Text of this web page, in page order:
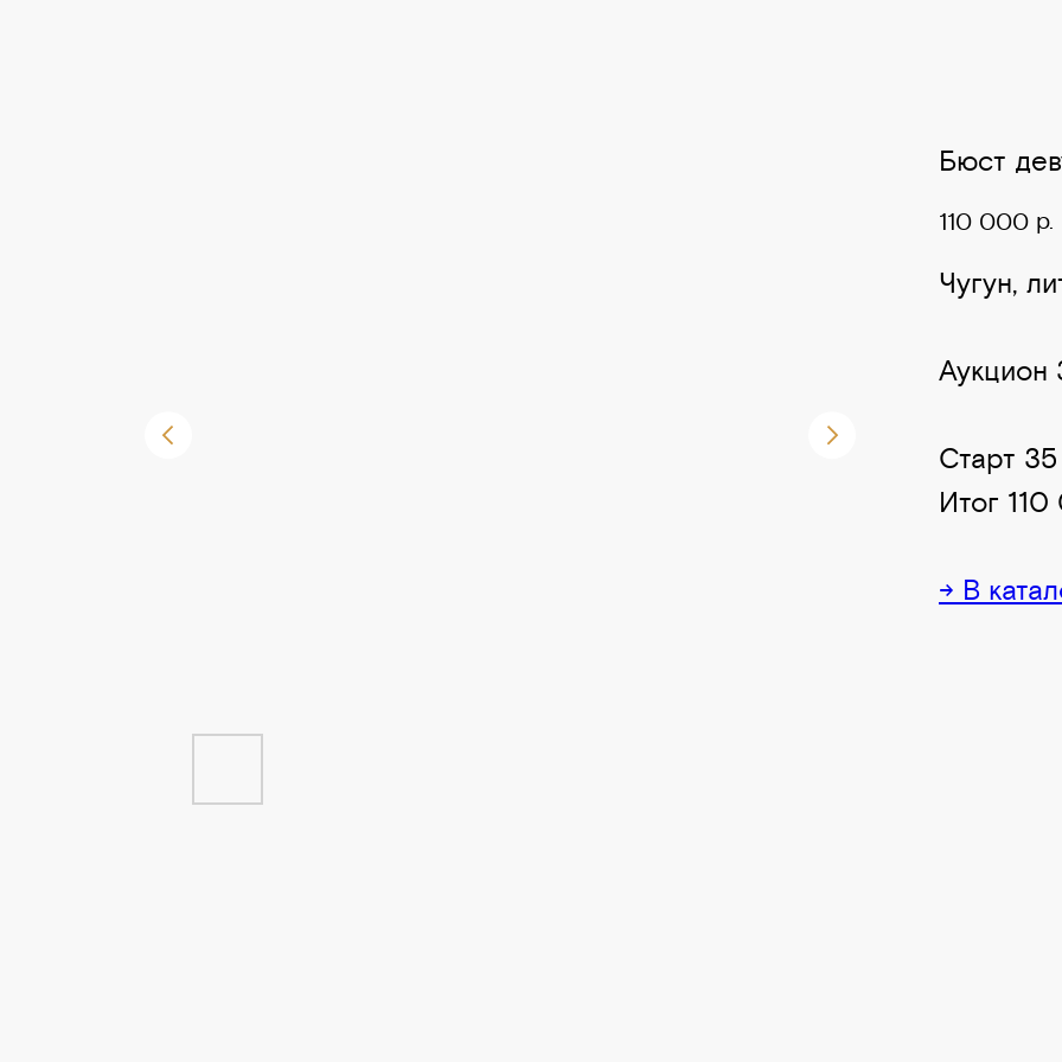
Бюст
110 000 р.
Чугун,
Аукцион
Старт
Итог
→ В